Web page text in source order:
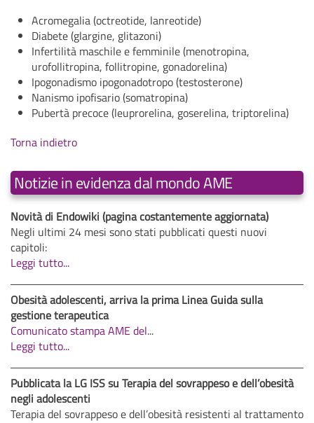
Acromegalia (octreotide, lanreotide)
Diabete (glargine, glitazoni)
Infertilità maschile e femminile (menotropina,
urofollitropina, follitropine, gonadorelina)
Ipogonadismo ipogonadotropo (testosterone)
Nanismo ipofisario (somatropina)
Pubertà precoce (leuprorelina, goserelina, triptorelina)
Torna indietro
Notizie in evidenza dal mondo AME
Novità di Endowiki (pagina costantemente aggiornata)
Negli ultimi 24 mesi sono stati pubblicati questi nuovi
capitoli:
Leggi tutto...
Obesità adolescenti, arriva la prima Linea Guida sulla
gestione terapeutica
Comunicato stampa AME del...
Leggi tutto...
Pubblicata la LG ISS su Terapia del sovrappeso e dell’obesità
negli adolescenti
Terapia del sovrappeso e dell’obesità resistenti al trattamento